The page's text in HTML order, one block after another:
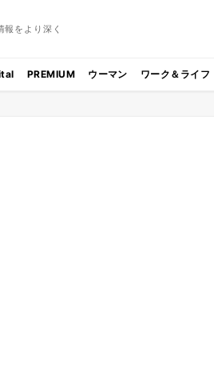
をより深く
PREMIUM ウーマン ワーク＆ライフ